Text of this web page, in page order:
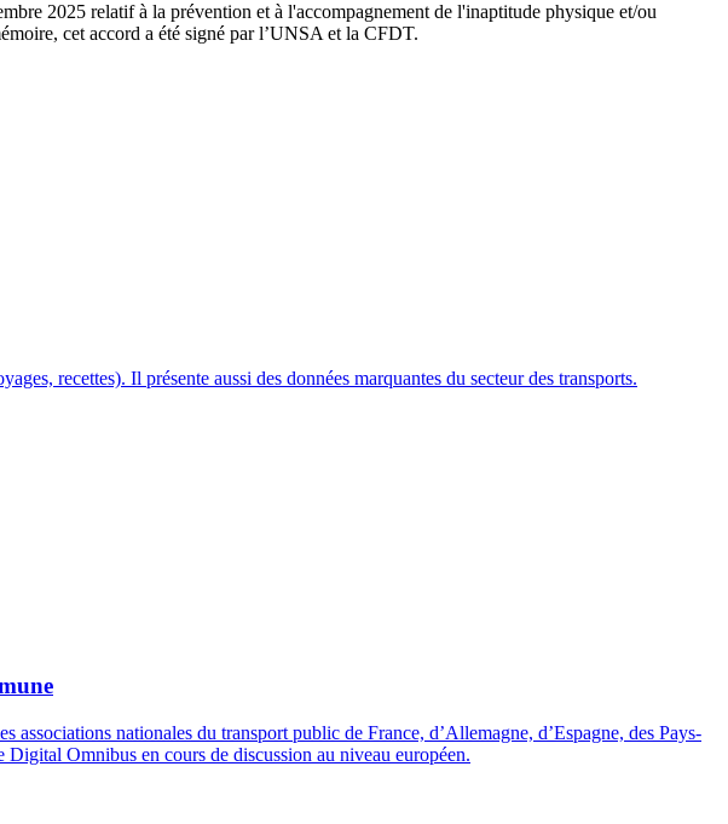
2025 relatif à la prévention et à l'accompagnement de l'inaptitude physique et/ou
cet accord a été signé par l’UNSA et la CFDT.
recettes). Il présente aussi des données marquantes du secteur des transports.
associations nationales du transport public de France, d’Allemagne, d’Espagne, des Pays-
Omnibus en cours de discussion au niveau européen.